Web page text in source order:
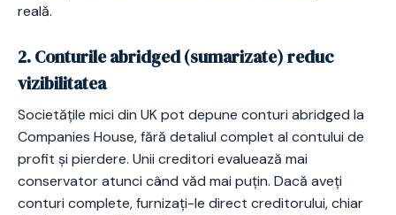
reală.
2. Conturile abridged (sumarizate) reduc
vizibilitatea
Societățile mici din UK pot depune conturi abridged la
Companies House, fără detaliul complet al contului de
profit și pierdere. Unii creditori evaluează mai
conservator atunci când văd mai puțin. Dacă aveți
conturi complete, furnizați-le direct creditorului, chiar